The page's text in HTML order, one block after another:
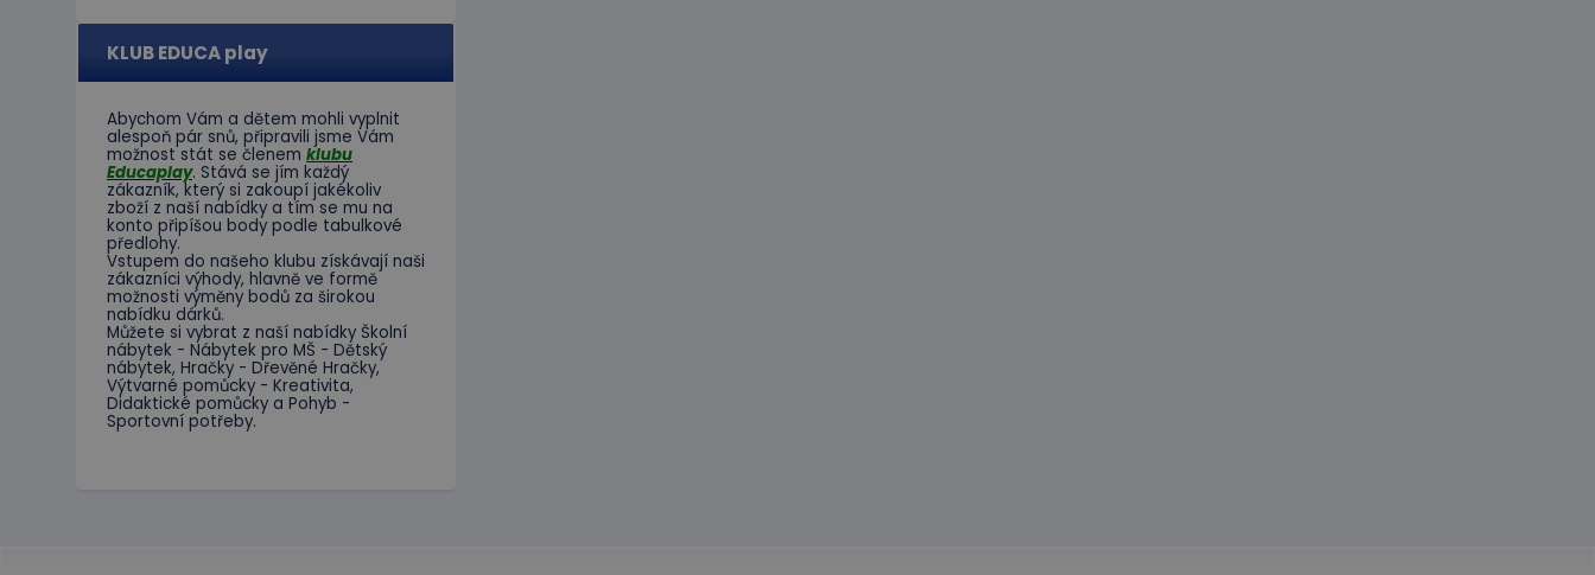
KLUB EDUCA play
Abychom Vám a dětem mohli vyplnit
alespoň pár snů, připravili jsme Vám
možnost stát se členem klubu
Educaplay. Stává se jím každý
zákazník, který si zakoupí jakékoliv
zboží z naší nabídky a tím se mu na
konto připíšou body podle tabulkové
předlohy.
Vstupem do našeho klubu získávají naši
zákazníci výhody, hlavně ve formě
možnosti výměny bodů za širokou
nabídku dárků.
Můžete si vybrat z naší nabídky Školní
nábytek - Nábytek pro MŠ - Dětský
nábytek, Hračky - Dřevěné Hračky,
Výtvarné pomůcky - Kreativita,
Didaktické pomůcky a Pohyb -
Sportovní potřeby.